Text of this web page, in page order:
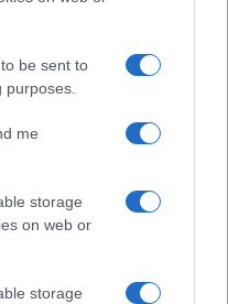
be sent to
me
storage
on web or
storage
che ha rubato 1600